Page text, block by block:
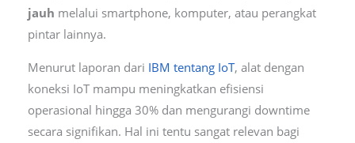
jauh melalui smartphone, komputer, atau perangkat
pintar lainnya.
Menurut laporan dari IBM tentang IoT, alat dengan
koneksi IoT mampu meningkatkan efisiensi
operasional hingga 30% dan mengurangi downtime
secara signifikan. Hal ini tentu sangat relevan bagi